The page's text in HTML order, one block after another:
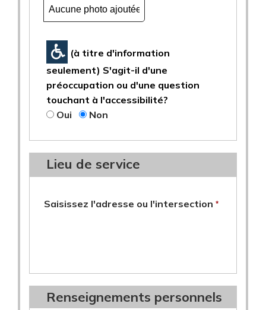
seulement) S'agit-il d'une
préoccupation ou d'une question
touchant à l'accessibilité?
Oui
Non
Lieu de service
Saisissez l'adresse ou l'intersection *requis
Renseignements personnels